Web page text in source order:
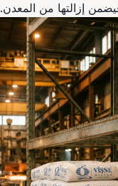
إزالتها من المعدن.